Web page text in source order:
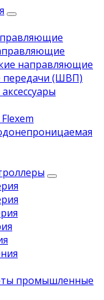
направляющие
(ШВП)
промышленные